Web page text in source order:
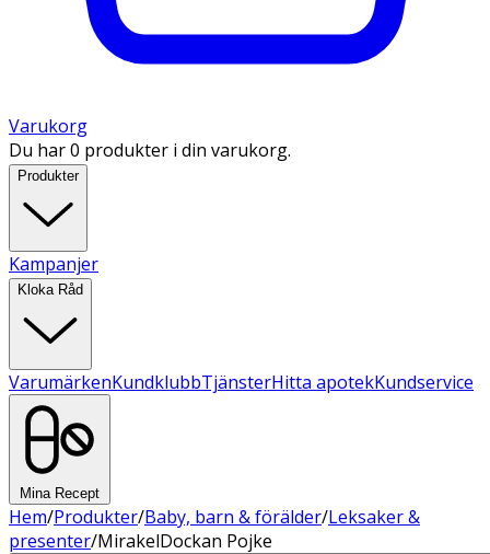
Varukorg
Du har 0 produkter i din varukorg.
Produkter
Kampanjer
Kloka Råd
VarumärkenKundklubbTjänsterHitta apotekKundservice
Mina Recept
Hem/Produkter/Baby, barn & förälder/Leksaker &
presenter/MirakelDockan Pojke